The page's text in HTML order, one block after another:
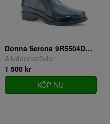
Donna Serena 9R5504DS-NOTTE
Allvädersstövlar
1 500 kr
KÖP NU